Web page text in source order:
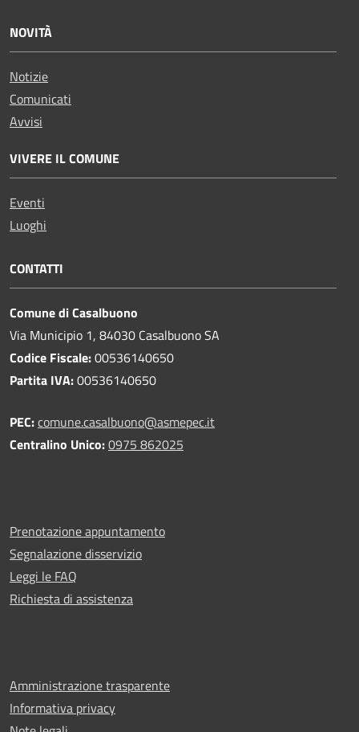
NOVITÀ
Notizie
Comunicati
Avvisi
VIVERE IL COMUNE
Eventi
Luoghi
CONTATTI
Comune di Casalbuono
Via Municipio 1, 84030 Casalbuono SA
Codice Fiscale:00536140650
Partita IVA:00536140650
PEC:comune.casalbuono@asmepec.it
Centralino Unico:0975 862025
Prenotazione appuntamento
Segnalazione disservizio
Leggi le FAQ
Richiesta di assistenza
Amministrazione trasparente
Informativa privacy